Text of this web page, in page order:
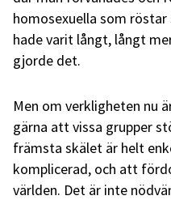
homosexuella som
hade varit långt, långt
gjorde det.
Men om verkligheten nu
gärna att vissa grupper
främsta skälet är helt
komplicerad, och att
världen. Det är inte